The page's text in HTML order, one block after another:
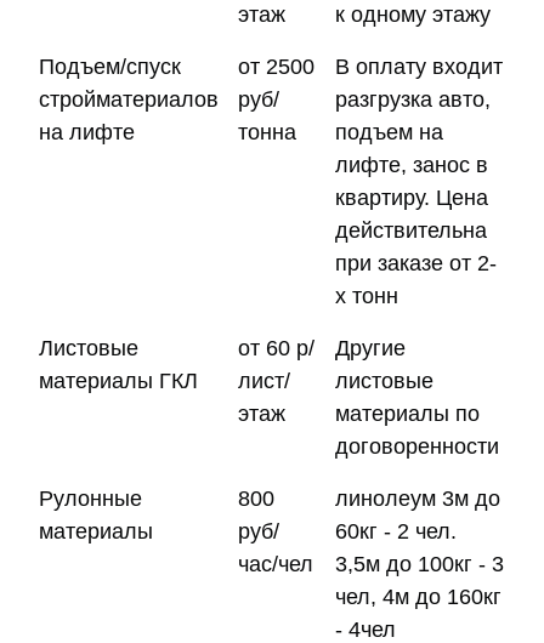
этаж
к одному этажу
Подъем/спуск
стройматериалов
на лифте
от 2500
руб/
тонна
В оплату входит
разгрузка авто,
подъем на
лифте, занос в
квартиру. Цена
действительна
при заказе от 2-
х тонн
Листовые
материалы ГКЛ
от 60 р/
лист/
этаж
Другие
листовые
материалы по
договоренности
Рулонные
материалы
800
руб/
час/чел
линолеум 3м до
60кг - 2 чел.
3,5м до 100кг - 3
чел, 4м до 160кг
- 4чел